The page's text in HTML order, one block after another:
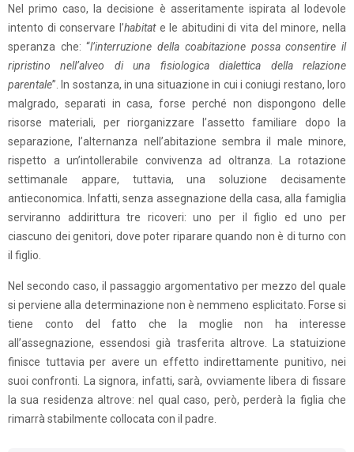
Nel primo caso, la decisione è asseritamente ispirata al lodevole
intento di conservare l’habitate le abitudini di vita del minore, nella
speranza che: “l’interruzione della coabitazione possa consentire il
ripristino nell’alveo di una fisiologica dialettica della relazione
parentale”. In sostanza, in una situazione in cui i coniugi restano, loro
malgrado, separati in casa, forse perché non dispongono delle
risorse materiali, per riorganizzare l’assetto familiare dopo la
separazione, l’alternanza nell’abitazione sembra il male minore,
rispetto a un’intollerabile convivenza ad oltranza. La rotazione
settimanale appare, tuttavia, una soluzione decisamente
antieconomica. Infatti, senza assegnazione della casa, alla famiglia
serviranno addirittura tre ricoveri: uno per il figlio ed uno per
ciascuno dei genitori, dove poter riparare quando non è di turno con
il figlio.
Nel secondo caso, il passaggio argomentativo per mezzo del quale
si perviene alla determinazione non è nemmeno esplicitato. Forse si
tiene conto del fatto che la moglie non ha interesse
all’assegnazione, essendosi già trasferita altrove. La statuizione
finisce tuttavia per avere un effetto indirettamente punitivo, nei
suoi confronti. La signora, infatti, sarà, ovviamente libera di fissare
la sua residenza altrove: nel qual caso, però, perderà la figlia che
rimarrà stabilmente collocata con il padre.